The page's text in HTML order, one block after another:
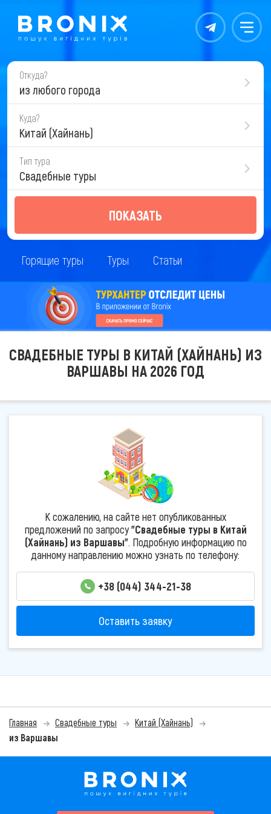
Контакты Меню
Откуда?
из любого города
Куда?
Китай (Хайнань)
Тип тура
Свадебные туры
ПОКАЗАТЬ
Горящие туры Туры Статьи
СВАДЕБНЫЕ ТУРЫ В КИТАЙ (ХАЙНАНЬ) ИЗ
ВАРШАВЫ НА 2026 ГОД
К сожалению, на сайте нет опубликованных
предложений по запросу"Свадебные туры в Китай
(Хайнань) из Варшавы". Подробную информацию по
данному направлению можно узнать по телефону:
+38 (044) 344-21-38
Оставить заявку
Главная Свадебные туры
Китай (Хайнань)
из Варшавы